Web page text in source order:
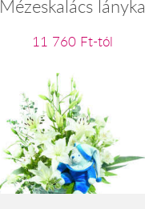
Mézeskalács lányka
11 760 Ft-tól